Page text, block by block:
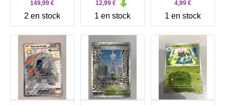
149,99 €
2 en stock
EX ILE DES
DRAGONS FR
12,99 €
1 en stock
4,99 €
1 en stock